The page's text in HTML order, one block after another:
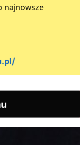
najnowsze